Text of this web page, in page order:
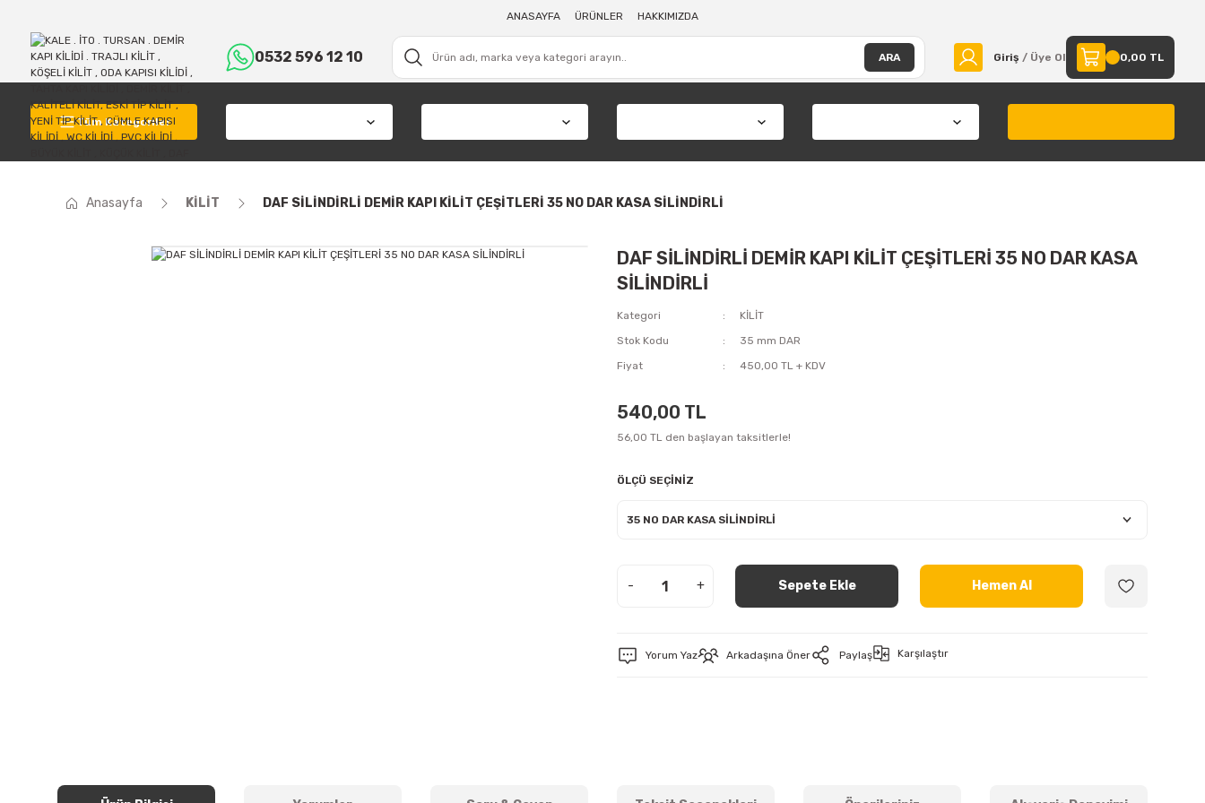
ANASAYFA ÜRÜNLER HAKKIMIZDA
0532 596 12 10 ARA Giriş / Üye Ol 0,00 TL
Tüm Kategoriler
Anasayfa KİLİT DAF SİLİNDİRLİ DEMİR KAPI KİLİT ÇEŞİTLERİ 35 NO DAR KASA SİLİNDİRLİ
DAF SİLİNDİRLİ DEMİR KAPI KİLİT ÇEŞİTLERİ 35 NO DAR KASA
SİLİNDİRLİ
Kategori
KİLİT
Stok Kodu
35 mm DAR
Fiyat
450,00 TL + KDV
540,00 TL
56,00 TL den başlayan taksitlerle!
ÖLÇÜ SEÇİNİZ
- + Sepete Ekle Hemen Al
Yorum Yaz Arkadaşına Öner Paylaş Karşılaştır